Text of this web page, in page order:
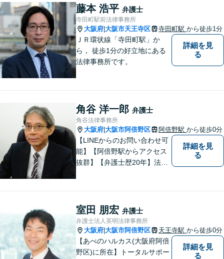
い分野に対応しております。
お気軽にご相談ください。
【夜間・休日対応可】
藤本 浩平 弁護士
寺田町駅前法律事務所
大阪府 大阪市天王寺区 寺田町駅 から徒歩1分
ＪＲ環状線「寺田町駅」か
ら， 徒歩1分の好立地にある
法律事務所です。
詳細を見
る
角谷 洋一郎 弁護士
角谷法律事務所
大阪府 大阪市阿倍野区 阿倍野駅 から徒歩0分
【LINEからのお問い合わせ可
能】【阿倍野駅からアクセス
抜群】【弁護士歴20年】法テ
トップ対応が強み！交通事故
／遺産分割／離婚／債務整理
／その他
詳細を見
る
室田 朋宏 弁護士
弁護士法人英明法律事務所
大阪府 大阪市阿倍野区 天王寺駅 から徒歩0分
【あべのハルカス(大阪府阿倍
野区)に所在】トータルサポー
詳細を見
る